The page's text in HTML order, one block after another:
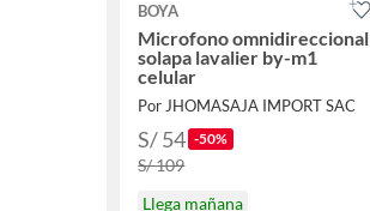
BOYA
Microfono omnidireccional
solapa lavalier by-m1
celular
Por JHOMASAJA IMPORT SAC
S/ 54 -50%
S/ 109
Llega mañana